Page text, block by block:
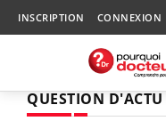
INSCRIPTION CONNEXION
QUESTION D'ACTU